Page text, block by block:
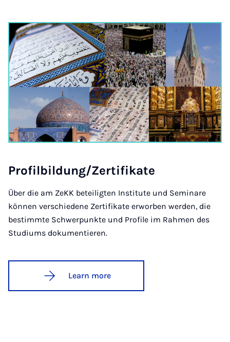
Pro­fil­b­ildung/Zer­ti­fikate
Über die am ZeKK beteiligten Institute und Seminare
können verschiedene Zertifikate erworben werden, die
bestimmte Schwerpunkte und Profile im Rahmen des
Studiums dokumentieren.
Learn more